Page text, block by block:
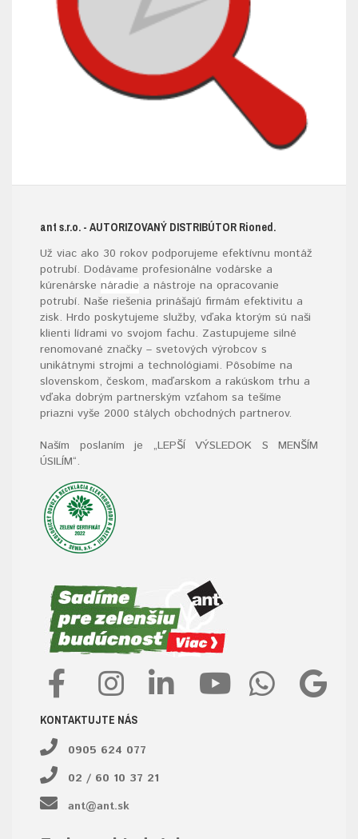
ant s.r.o. - AUTORIZOVANÝ DISTRIBÚTOR Rioned.
Už viac ako 30 rokov podporujeme efektívnu montáž
potrubí. Dodávame profesionálne vodárske a
kúrenárske náradie a nástroje na opracovanie
potrubí. Naše riešenia prinášajú firmám efektivitu a
zisk. Hrdo poskytujeme služby, vďaka ktorým sú naši
klienti lídrami vo svojom fachu. Zastupujeme silné
renomované značky – svetových výrobcov s
unikátnymi strojmi a technológiami. Pôsobíme na
slovenskom, českom, maďarskom a rakúskom trhu a
vďaka dobrým partnerským vzťahom sa tešíme
priazni vyše 2000 stálych obchodných partnerov.
Naším poslaním je „LEPŠÍ VÝSLEDOK S MENŠÍM
ÚSILÍM“.
KONTAKTUJTE NÁS
0905 624 077
02 / 60 10 37 21
ant@ant.sk